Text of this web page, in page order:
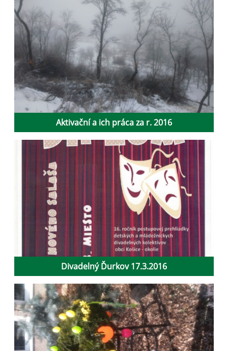
Aktivační a ich práca za r. 2016
Divadelný Ďurkov 17.3.2016